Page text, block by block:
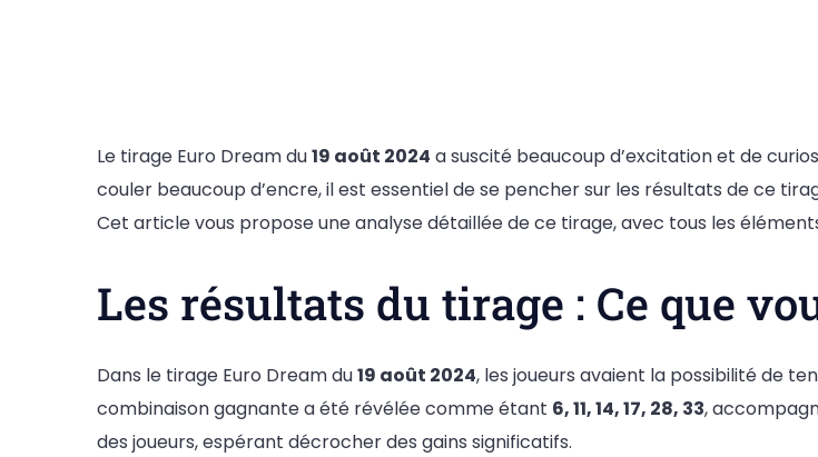
Le tirage Euro Dream du19 août 2024 a suscité beaucoup d’excitation et de
couler beaucoup d’encre, il est essentiel de se pencher sur les résultats de ce
Cet article vous propose une analyse détaillée de ce tirage, avec tous les
Les résultats du tirage : Ce que
Dans le tirage Euro Dream du19 août 2024, les joueurs avaient la possibilité de
combinaison gagnante a été révélée comme étant 6, 11, 14, 17, 28, 33,
des joueurs, espérant décrocher des gains significatifs.